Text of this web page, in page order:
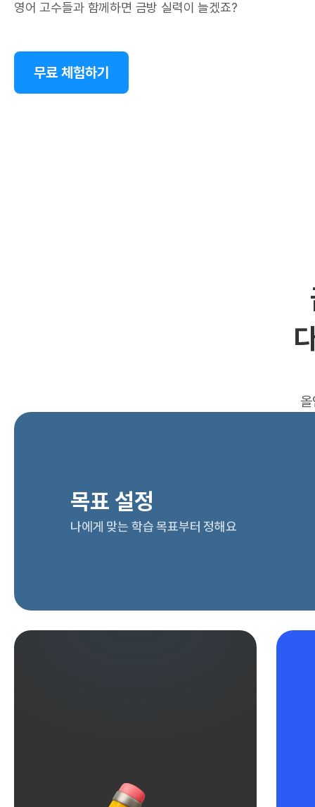
영어 고수들과 함께하면 금방 실력이 늘겠죠?
무료 체험하기
목표 설정
나에게 맞는 학습 목표부터 정해요